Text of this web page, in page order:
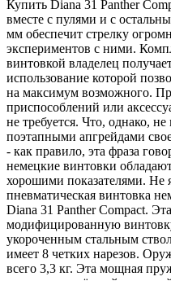
Купить Diana 31 Panther
вместе с пулями и с
мм обеспечит стрелку
экспериментов с ними.
винтовкой владелец
использование которой
на максимум возможного.
приспособлений или
не требуется. Что, однако,
поэтапными апгрейдами
- как правило, эта фраза
немецкие винтовки
хорошими показателями. Не
пневматическая винтовка
Diana 31 Panther Compact.
модифицированную
укороченным стальным
имеет 8 четких нарезов.
всего 3,3 кг. Эта мощная